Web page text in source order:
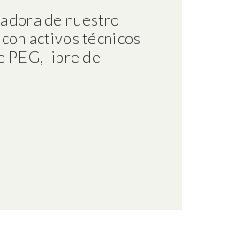
de nuestro
activos técnicos
PEG, libre de